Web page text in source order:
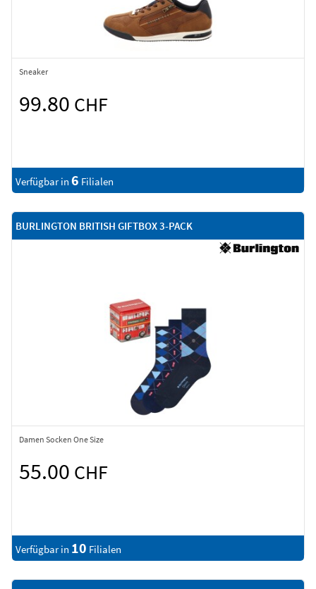
Sneaker
99.80 CHF
Verfügbar in 6 Filialen
BURLINGTON BRITISH GIFTBOX 3-PACK
Damen Socken One Size
55.00 CHF
Verfügbar in 10 Filialen